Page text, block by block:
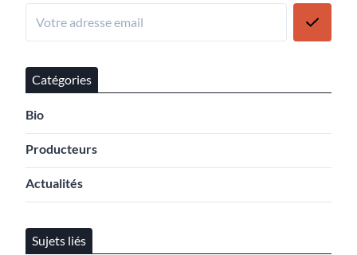
Catégories
Bio
Producteurs
Actualités
Sujets liés